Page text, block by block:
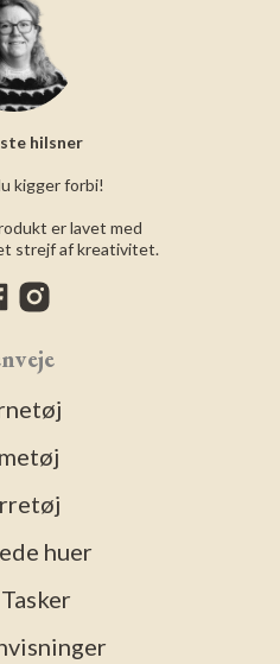
hilsner
kigger forbi!
er lavet med
strejf af kreativitet.
huer